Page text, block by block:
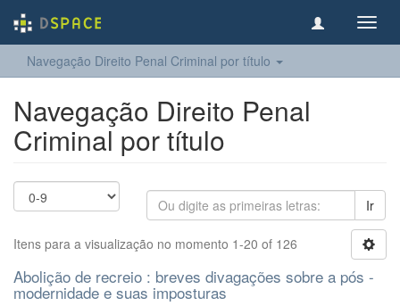
Navegação Direito Penal Criminal por título
Navegação Direito Penal
Criminal por título
Ir
Itens para a visualização no momento 1-20 of 126
Abolição de recreio : breves divagações sobre a pós -
modernidade e suas imposturas